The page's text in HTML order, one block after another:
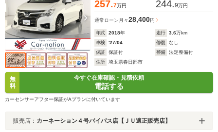
ビ/ETC/前後ドラレコ
257.7万円 244.9万円
通常ローン 月々28,400円
年式 2018年 走行 3.6万km
車検
'27/04 修復
なし
保証
保証付 整備
法定整備付
住所
埼玉県春日部市
無
料
今すぐ在庫確認・見積依頼
電話する
カーセンサーアフター保証がAプランに付いています
販売店： カーネーション４号バイパス店【ＪＵ適正販売店】